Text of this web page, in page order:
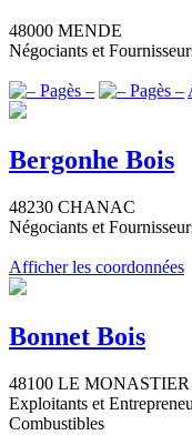
48000 MENDE
Négociants et
Bergonhe Bois
48230 CHANAC
Négociants et
Afficher les coordonnées
Bonnet Bois
48100 LE
Exploitants et
Combustibles